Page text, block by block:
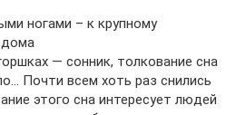
ногами – к крупному
дома
— сонник, толкование сна
Почти всем хоть раз снились
этого сна интересует людей